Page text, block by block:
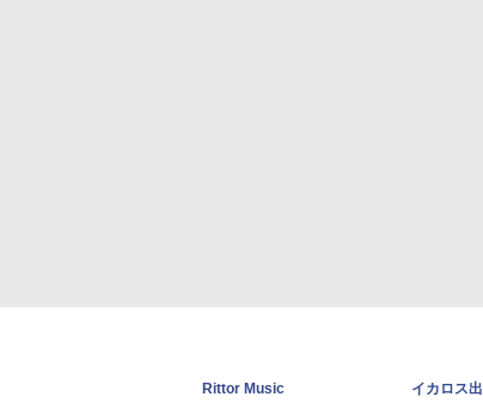
Rittor Music
イカロス